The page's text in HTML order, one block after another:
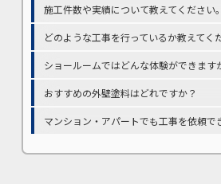
施工件数や実績について教えてください。
どのような工事を行っているか教えてく
ショールームではどんな体験ができます
おすすめの外壁塗料はどれですか？
マンション・アパートでも工事を依頼で